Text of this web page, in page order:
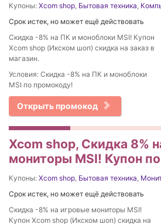
Купоны: Xcom shop Бытовая техника
Срок истек, но может ещё действовать
Скидка -8% на ПК и моноблоки MSI! Купон
Xcom shop (Икском шоп) скидка на заказ в
магазин.
Условия: Скидка -8% на ПК и моноблоки
MSI по промокоду!
Открыть промокод
Xcom shop, Скидка 8%
мониторы MSI! Купон
Купоны: Xcom shop Бытовая техника
Срок истек, но может ещё действовать
Скидка -8% на игровые мониторы MSI!
Купон Xcom shop (Икском шоп) скидка на